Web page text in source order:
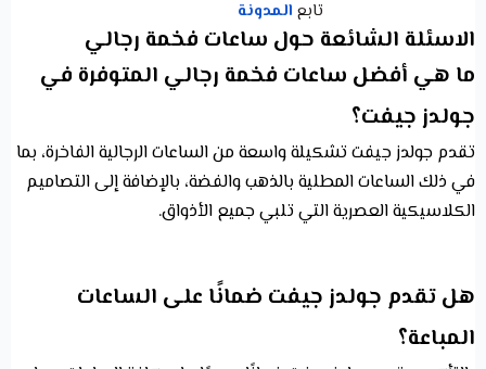
تابع المدونة
الاسئلة الشائعة حول ساعات فخمة رجالي
ما هي أفضل ساعات فخمة رجالي المتوفرة في
جولدز جيفت؟
تقدم جولدز جيفت تشكيلة واسعة من الساعات الرجالية الفاخرة، بما
في ذلك الساعات المطلية بالذهب والفضة، بالإضافة إلى التصاميم
الكلاسيكية العصرية التي تلبي جميع الأذواق.
هل تقدم جولدز جيفت ضمانًا على الساعات
المباعة؟